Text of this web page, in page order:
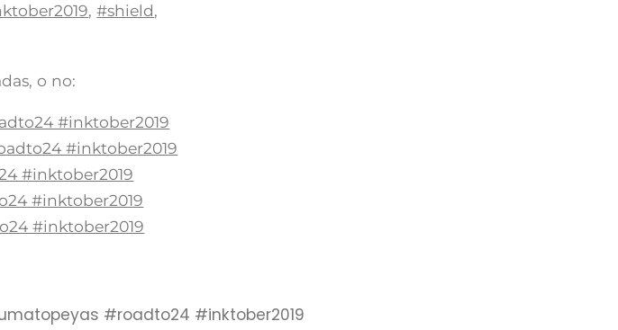
,#shield,
o no:
#inktober2019
#inktober2019
#inktober2019
#inktober2019
#inktober2019
#roadto24 #inktober2019